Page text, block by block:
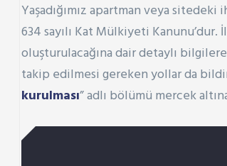
Yaşadığımız apartman veya
634 sayılı Kat Mülkiyeti Kanunu’dur.
oluşturulacağına dair detaylı
takip edilmesi gereken yollar da
kurulması” adlı bölümü mercek